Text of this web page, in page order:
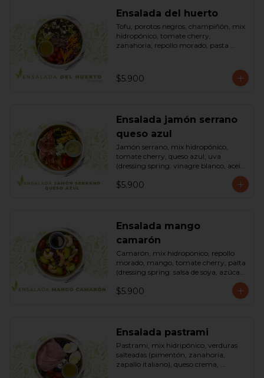
Ensalada del huerto
Tofu, porotos negros, champiñón, mix
hidropónico, tomate cherry,
zanahoria, repollo morado, pasta
dressing: vinagreta, mostaza (vinagre
blanco, mostaza, azúcar). Bowl.
$5.900
Ensalada jamón serrano
queso azul
Jamón serrano, mix hidropónico,
tomate cherry, queso azul, uva
(dressing spring: vinagre blanco, aceite
$5.900
Ensalada mango
camarón
Camarón, mix hidropónico, repollo
morado, mango, tomate cherry, palta
(dressing spring: salsa de soya, azúcar,
$5.900
Ensalada pastrami
Pastrami, mix hidripónico, verduras
salteadas (pimentón, zanahoria,
zapallo italiano), queso crema,